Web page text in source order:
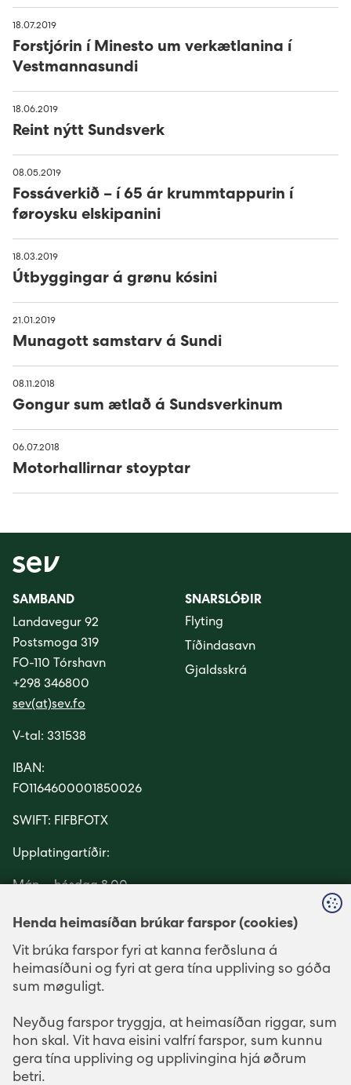
18.07.2019
Forstjórin í Minesto um verkætlanina í
Vestmannasundi
18.06.2019
Reint nýtt Sundsverk
08.05.2019
Fossáverkið – í 65 ár krummtappurin í
føroysku elskipanini
18.03.2019
Útbyggingar á grønu kósini
21.01.2019
Munagott samstarv á Sundi
08.11.2018
Gongur sum ætlað á Sundsverkinum
06.07.2018
Motorhallirnar stoyptar
SAMBAND
Landavegur 92
Postsmoga 319
FO-110 Tórshavn
+298 346800
sev(at)sev.fo
V-tal: 331538
IBAN:
FO1164600001850026
SWIFT: FIFBFOTX
Upplatingartíðir:
Mán. - hósdag 8.00 -
Telefonavgreiðsla er
mánadag - fríggjadag
SNARSLÓÐIR
Flyting
Tíðindasavn
Gjaldsskrá
LEINKJUR
SOSIALIR MIÐLAR
Henda heimasíðan brúkar farspor (cookies)
Vit brúka farspor fyri at kanna ferðsluna á
heimasíðuni og fyri at gera tína uppliving so góða
sum møguligt.
Neyðug farspor tryggja, at heimasíðan riggar, sum
hon skal. Vit hava eisini valfrí farspor, sum kunnu
gera tína uppliving og upplivingina hjá øðrum
betri.